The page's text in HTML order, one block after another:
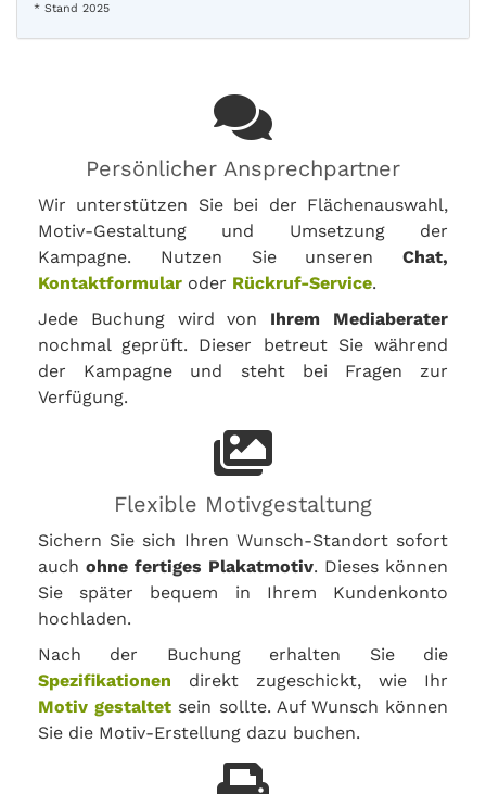
* Stand 2025
Persönlicher Ansprechpartner
Wir unterstützen Sie bei der Flächenauswahl,
Motiv-Gestaltung und Umsetzung der
Kampagne. Nutzen Sie unseren Chat,
Kontaktformular oder Rückruf-Service.
Jede Buchung wird von Ihrem Mediaberater
nochmal geprüft. Dieser betreut Sie während
der Kampagne und steht bei Fragen zur
Verfügung.
Flexible Motivgestaltung
Sichern Sie sich Ihren Wunsch-Standort sofort
auch ohne fertiges Plakatmotiv. Dieses können
Sie später bequem in Ihrem Kundenkonto
hochladen.
Nach der Buchung erhalten Sie die
Spezifikationen direkt zugeschickt, wie Ihr
Motiv gestaltet sein sollte. Auf Wunsch können
Sie die Motiv-Erstellung dazu buchen.